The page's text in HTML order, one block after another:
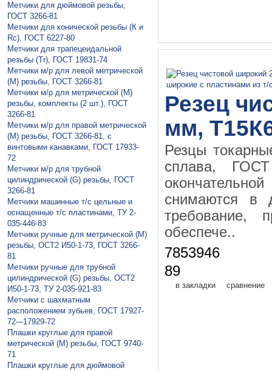
Метчики для дюймовой резьбы,
ГОСТ 3266-81
Метчики для конической резьбы (К и
Rc), ГОСТ 6227-80
Метчики для трапецеидальной
резьбы (Tr), ГОСТ 19831-74
Метчики м/р для левой метрической
(М) резьбы, ГОСТ 3266-81
Метчики м/р для метрической (М)
резьбы, комплекты (2 шт.), ГОСТ
3266-81
Метчики м/р для правой метрической
(М) резьбы, ГОСТ 3266-81, с
винтовыми канавками, ГОСТ 17933-
72
Метчики м/р для трубной
цилиндрической (G) резьбы, ГОСТ
3266-81
Метчики машинные т/с цельные и
оснащенные т/с пластинами, ТУ 2-
035-446-83
Метчики ручные для метрической (М)
резьбы, ОСТ2 И50-1-73, ГОСТ 3266-
81
Метчики ручные для трубной
цилиндрической (G) резьбы, ОСТ2
И50-1-73, ТУ 2-035-921-83
Метчики с шахматным
расположением зубьев, ГОСТ 17927-
72---17929-72
Плaшки круглые для правой
метрической (М) резьбы, ГОСТ 9740-
71
Плашки круглые для дюймовой
Резец
мм,
Резцы
сплава,
снимаются в
требование,
обеспече..
7853946
89
в закладки сравнение